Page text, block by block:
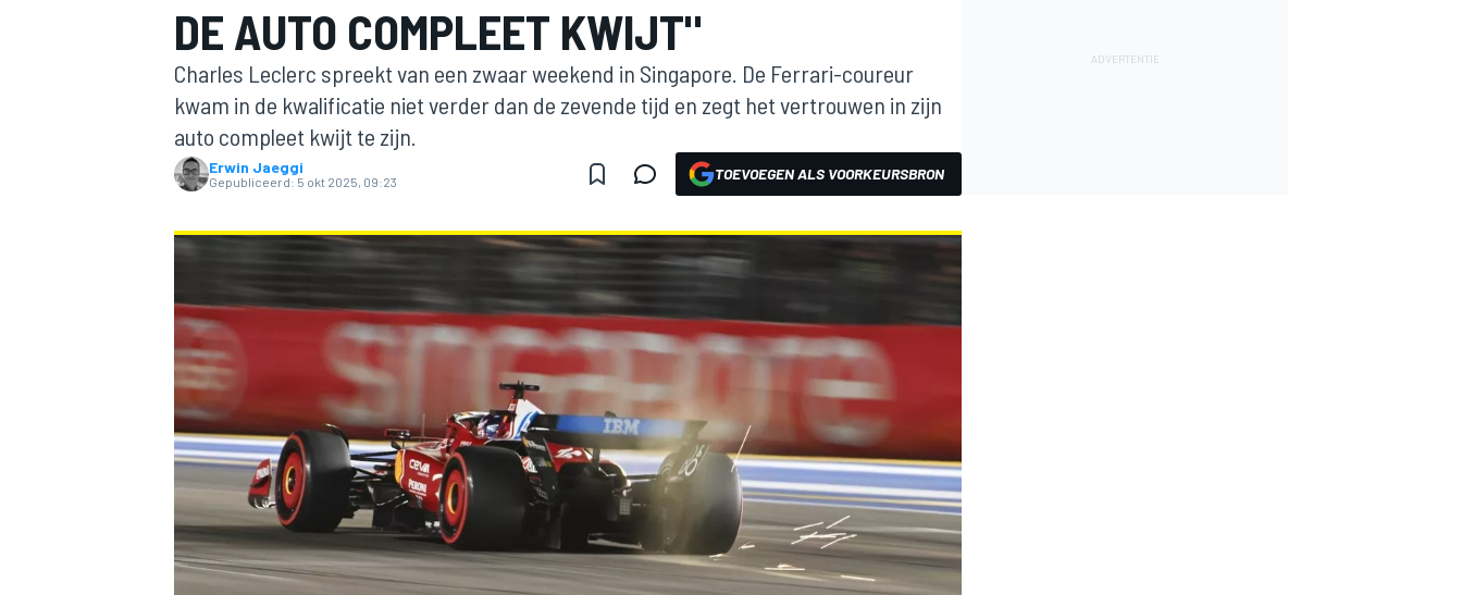
MOTOGP
INDYCAR
DE AUTO COMPLEET KWIJT"
Charles Leclerc spreekt van een zwaar weekend in Singapore. De Ferrari-coureur
kwam in de kwalificatie niet verder dan de zevende tijd en zegt het vertrouwen in zijn
auto compleet kwijt te zijn.
Erwin Jaeggi
Gepubliceerd: 5 okt 2025, 09:23 TOEVOEGEN ALS VOORKEURSBRON